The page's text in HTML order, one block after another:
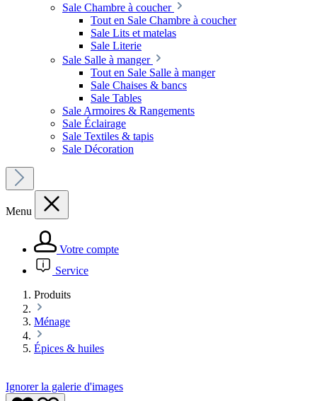
Sale Chambre à coucher
Tout en Sale Chambre à coucher
Sale Lits et matelas
Sale Literie
Sale Salle à manger
Tout en Sale Salle à manger
Sale Chaises & bancs
Sale Tables
Sale Armoires & Rangements
Sale Éclairage
Sale Textiles & tapis
Sale Décoration
Menu
Votre compte
Service
Produits
Ménage
Épices & huiles
Ignorer la galerie d'images